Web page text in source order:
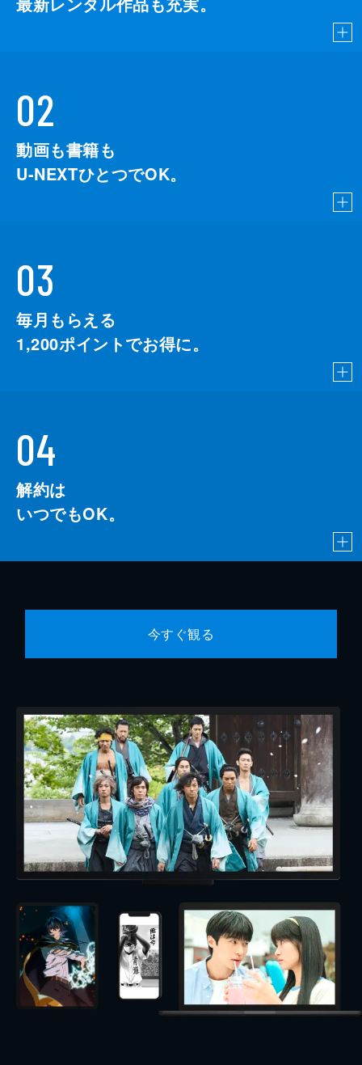
02
動画も書籍も
U-NEXTひとつでOK。
03
毎月もらえる
1,200ポイントでお得に。
04
解約は
いつでもOK。
今すぐ観る